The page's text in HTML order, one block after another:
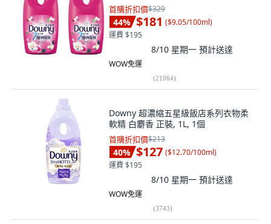
首購折扣價$329
44% $181 ($9.05/100ml)
運費 $195
8/10 星期一 預計送達
WOW免運
(21064)
Downy 超濃縮五星級飯店系列衣物柔
軟精 白麝香 正裝, 1L, 1個
首購折扣價$213
40% $127 ($12.70/100ml)
運費 $195
8/10 星期一 預計送達
WOW免運
(3743)